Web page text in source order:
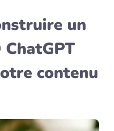
un
contenu